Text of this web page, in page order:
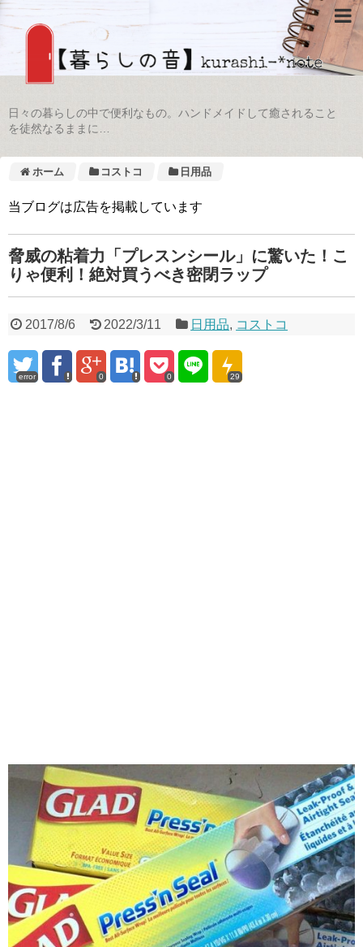
日々の暮らしの中で便利なもの。ハンドメイドして癒されること
を徒然なるままに…
ホーム コストコ 日用品
当ブログは広告を掲載しています
脅威の粘着力「プレスンシール」に驚いた！こ
りゃ便利！絶対買うべき密閉ラップ
2017/8/6 2022/3/11 日用品, コストコ
error 0 0 29